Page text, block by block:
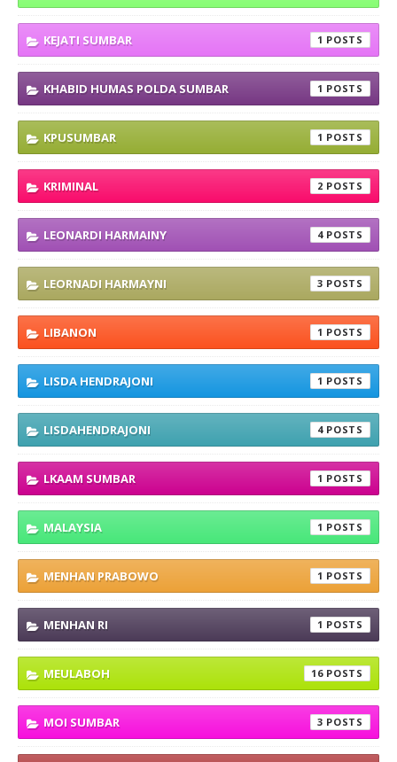
KEJATI SUMBAR 1
KHABID HUMAS POLDA SUMBAR 1
KPUSUMBAR 1
KRIMINAL 2
LEONARDI HARMAINY 4
LEORNADI HARMAYNI 3
LIBANON 1
LISDA HENDRAJONI 1
LISDAHENDRAJONI 4
LKAAM SUMBAR 1
MALAYSIA 1
MENHAN PRABOWO 1
MENHAN RI 1
MEULABOH 16
MOI SUMBAR 3